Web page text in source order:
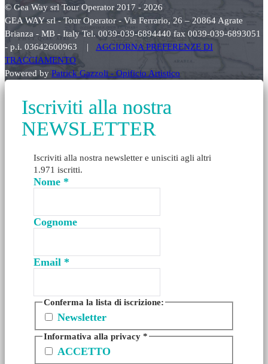
© Gea Way srl Tour Operator 2017 - 2026
GEA WAY srl - Tour Operator - Via Ferrario, 26 – 20864 Agrate
Brianza - MB - Italy Tel. 0039-039-6894440 fax 0039-039-6893051
- p.i. 03642600963 | AGGIORNA PREFERENZE DI
TRACCIAMENTO
Powered by Patrick Gazzoli - Opificio Artistico
Iscriviti alla nostra
NEWSLETTER
Iscriviti alla nostra newsletter e unisciti agli altri
1.971 iscritti.
Nome *
Cognome
Email *
Conferma la lista di iscrizione:
Newsletter
Informativa alla privacy*
ACCETTO